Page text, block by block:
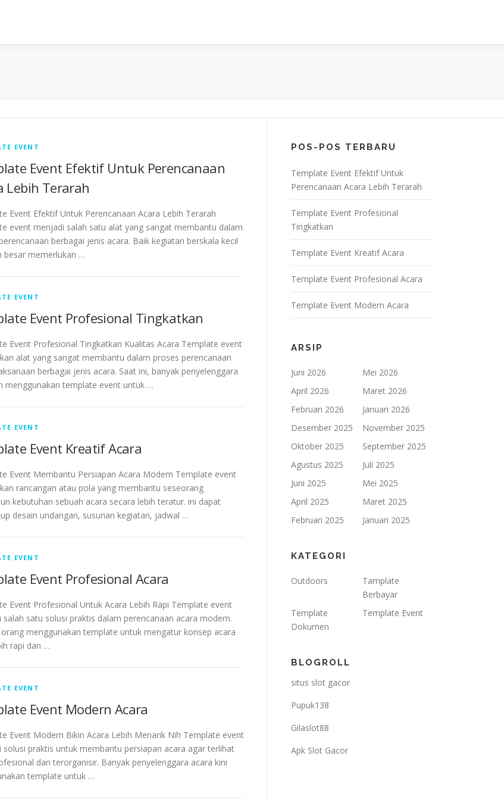
EVENT
Event Efektif Untuk Perencanaan
Lebih Terarah
Event Efektif Untuk Perencanaan Acara Lebih Terarah
event menjadi salah satu alat yang sangat membantu dalam
berbagai jenis acara. Baik kegiatan berskala kecil
besar memerlukan …
EVENT
Event Profesional Tingkatkan
Event Profesional Tingkatkan Kualitas Acara Template event
alat yang sangat membantu dalam proses perencanaan
berbagai jenis acara. Saat ini, banyak penyelenggara
menggunakan template event untuk …
EVENT
Event Kreatif Acara
Event Membantu Persiapan Acara Modern Template event
rancangan atau pola yang membantu seseorang
kebutuhan sebuah acara secara lebih teratur. ini dapat
desain undangan, susunan kegiatan, jadwal …
EVENT
Event Profesional Acara
Event Profesional Untuk Acara Lebih Rapi Template event
salah satu solusi praktis dalam perencanaan acara modern.
menggunakan template untuk mengatur konsep acara
rapi dan …
EVENT
Event Modern Acara
Event Modern Bikin Acara Lebih Menarik Nih Template event
solusi praktis untuk membantu persiapan acara agar terlihat
dan terorganisir. Banyak penyelenggara acara kini
template untuk …
POS-POS TERBARU
Template Event Efektif Untuk
Perencanaan Acara Lebih Terarah
Template Event Profesional
Tingkatkan
Template Event Kreatif Acara
Template Event Profesional Acara
Template Event Modern Acara
ARSIP
Juni 2026
Mei 2026
April 2026
Maret 2026
Februari 2026
Januari 2026
Desember 2025
November 2025
Oktober 2025
September 2025
Agustus 2025
Juli 2025
Juni 2025
Mei 2025
April 2025
Maret 2025
Februari 2025
Januari 2025
KATEGORI
Outdoors
Tamplate
Berbayar
Template
Dokumen
Template Event
BLOGROLL
situs slot gacor
Pupuk138
Gilaslot88
Apk Slot Gacor